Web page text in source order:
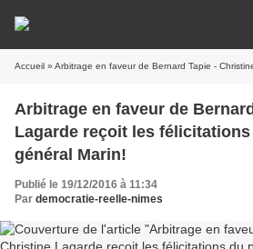
Accueil » Arbitrage en faveur de Bernard Tapie - Christine Lagarde reçoit
Arbitrage en faveur de
Lagarde reçoit les
général Marin!
Publié le 19/12/2016 à 11:34
Par democratie-reelle-nimes